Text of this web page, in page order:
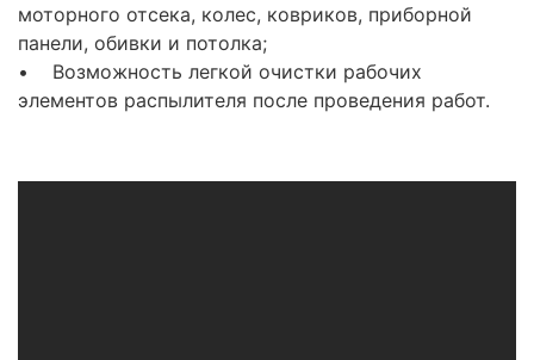
моторного отсека, колес, ковриков, приборной
панели, обивки и потолка;
• Возможность легкой очистки рабочих
элементов распылителя после проведения работ.